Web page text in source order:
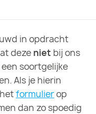
in opdracht
deze niet bij ons
soortgelijke
Als je hierin
formulierop
dan zo spoedig